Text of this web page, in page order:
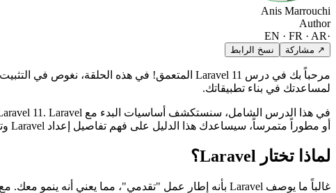
Anis Marrouchi
Author
·
EN · FR · AR
↗ مشاركة نسخ الرابط
لمساعدتك في بناء تطبيقاتك.
أو مطوراً متمرساً، سيساعدك هذا الدليل على فهم تفاصيل إعداد Laravel وتكوينه وهيكل مجلداته.
لماذا تختار Laravel؟
غالباً ما يوصف Laravel بأنه إطار عمل "تقدمي"، مما يعني أنه ينمو معك. مع Laravel، تحصل على أفضل ما في العالمين: منحنى تعلم بسيط للمبتدئين وأدوات قوية للمطورين المتقدمين. تشمل الميزات الرئيسية: